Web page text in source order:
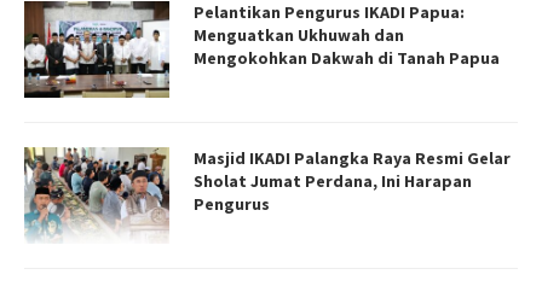
Pelantikan Pengurus IKADI Papua:
Menguatkan Ukhuwah dan
Mengokohkan Dakwah di Tanah Papua
Masjid IKADI Palangka Raya Resmi Gelar
Sholat Jumat Perdana, Ini Harapan
Pengurus